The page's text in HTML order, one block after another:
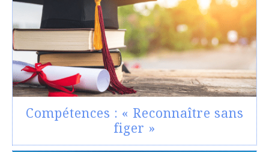
Compétences : « Reconnaître sans
figer »